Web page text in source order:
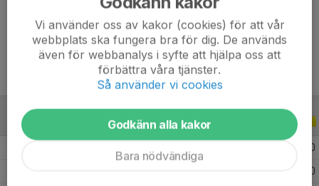
-
Ålder
20 år
ALLA SERIER ALLA ÅR
0
0
Vi använder oss av kakor (cookies) för att vår
webbplats ska fungera bra för dig. De används
även för webbanalys i syfte att hjälpa oss att
förbättra våra tjänster.
Så använder vi cookies
Godkänn alla kakor
Bara nödvändiga